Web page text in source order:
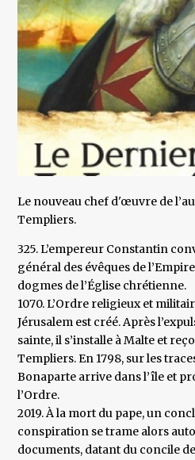
Le nouveau chef d'œuvre de
Templiers.
325. L’empereur Constantin
général des évêques de
dogmes de l’Église chrétienne.
1070. L’Ordre religieux et
Jérusalem est créé. Après
sainte, il s’installe à Malte et
Templiers. En 1798, sur les
Bonaparte arrive dans l’île et
l’Ordre.
2019. À la mort du pape, un
conspiration se trame alors
documents, datant du concile